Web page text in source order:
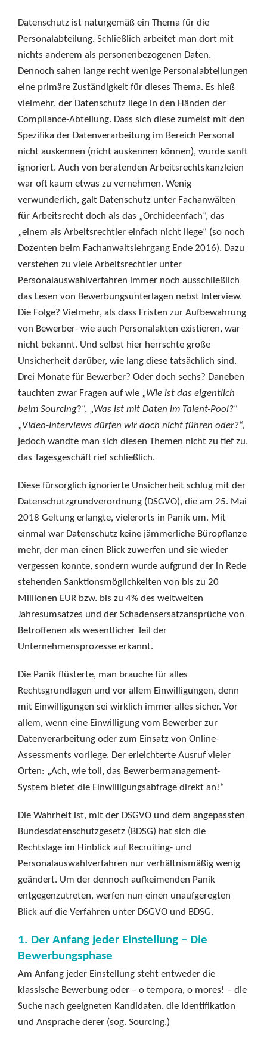
Datenschutz ist naturgemäß ein Thema für die
Personalabteilung. Schließlich arbeitet man dort mit
nichts anderem als personenbezogenen Daten.
Dennoch sahen lange recht wenige Personalabteilungen
eine primäre Zuständigkeit für dieses Thema. Es hieß
vielmehr, der Datenschutz liege in den Händen der
Compliance-Abteilung. Dass sich diese zumeist mit den
Spezifika der Datenverarbeitung im Bereich Personal
nicht auskennen (nicht auskennen können), wurde sanft
ignoriert. Auch von beratenden Arbeitsrechtskanzleien
war oft kaum etwas zu vernehmen. Wenig
verwunderlich, galt Datenschutz unter Fachanwälten
für Arbeitsrecht doch als das „Orchideenfach“, das
„einem als Arbeitsrechtler einfach nicht liege“ (so noch
Dozenten beim Fachanwaltslehrgang Ende 2016). Dazu
verstehen zu viele Arbeitsrechtler unter
Personalauswahlverfahren immer noch ausschließlich
das Lesen von Bewerbungsunterlagen nebst Interview.
Die Folge? Vielmehr, als dass Fristen zur Aufbewahrung
von Bewerber- wie auch Personalakten existieren, war
nicht bekannt. Und selbst hier herrschte große
Unsicherheit darüber, wie lang diese tatsächlich sind.
Drei Monate für Bewerber? Oder doch sechs? Daneben
tauchten zwar Fragen auf wie „Wie ist das eigentlich
beim Sourcing?“, „Was ist mit Daten im Talent-Pool?“
„Video-Interviews dürfen wir doch nicht führen oder?“,
jedoch wandte man sich diesen Themen nicht zu tief zu,
das Tagesgeschäft rief schließlich.
Diese fürsorglich ignorierte Unsicherheit schlug mit der
Datenschutzgrundverordnung (DSGVO), die am 25. Mai
2018 Geltung erlangte, vielerorts in Panik um. Mit
einmal war Datenschutz keine jämmerliche Büropflanze
mehr, der man einen Blick zuwerfen und sie wieder
vergessen konnte, sondern wurde aufgrund der in Rede
stehenden Sanktionsmöglichkeiten von bis zu 20
Millionen EUR bzw. bis zu 4% des weltweiten
Jahresumsatzes und der Schadensersatzansprüche von
Betroffenen als wesentlicher Teil der
Unternehmensprozesse erkannt.
Die Panik flüsterte, man brauche für alles
Rechtsgrundlagen und vor allem Einwilligungen, denn
mit Einwilligungen sei wirklich immer alles sicher. Vor
allem, wenn eine Einwilligung vom Bewerber zur
Datenverarbeitung oder zum Einsatz von Online-
Assessments vorliege. Der erleichterte Ausruf vieler
Orten: „Ach, wie toll, das Bewerbermanagement-
System bietet die Einwilligungsabfrage direkt an!“
Die Wahrheit ist, mit der DSGVO und dem angepassten
Bundesdatenschutzgesetz (BDSG) hat sich die
Rechtslage im Hinblick auf Recruiting- und
Personalauswahlverfahren nur verhältnismäßig wenig
geändert. Um der dennoch aufkeimenden Panik
entgegenzutreten, werfen nun einen unaufgeregten
Blick auf die Verfahren unter DSGVO und BDSG.
1. Der Anfang jeder Einstellung – Die
Bewerbungsphase
Am Anfang jeder Einstellung steht entweder die
klassische Bewerbung oder – o tempora, o mores! – die
Suche nach geeigneten Kandidaten, die Identifikation
und Ansprache derer (sog. Sourcing.)